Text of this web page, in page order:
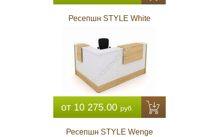
Ресепшн STYLE White
от 10 275.00 руб.
Ресепшн STYLE Wenge